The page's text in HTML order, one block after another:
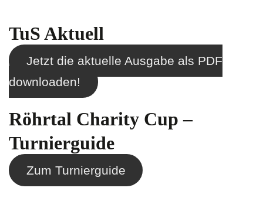
TuS Aktuell
Jetzt die aktuelle Ausgabe als PDF
downloaden!
Röhrtal Charity Cup –
Turnierguide
Zum Turnierguide